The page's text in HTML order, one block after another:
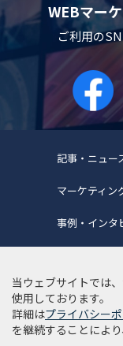
WEBマー
ご利用の
記事・ニュー
マーケティン
事例・インタ
当サイトに
利
当ウェブサイトでは
使用しております。
詳細はプライバシー
を継続することによ